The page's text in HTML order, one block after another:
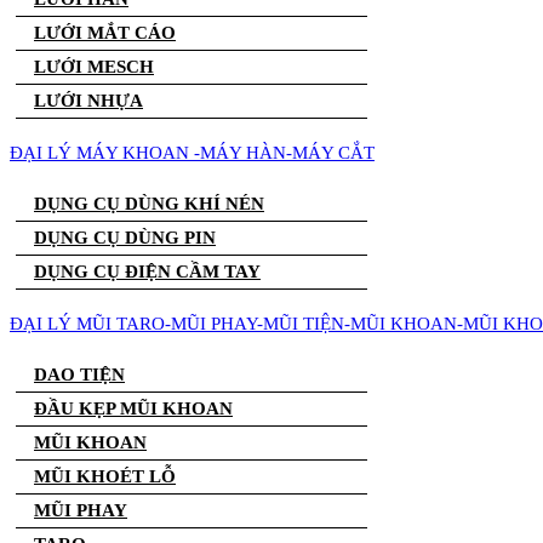
LƯỚI MẮT CÁO
LƯỚI MESCH
LƯỚI NHỰA
ĐẠI LÝ MÁY KHOAN -MÁY HÀN-MÁY CẮT
DỤNG CỤ DÙNG KHÍ NÉN
DỤNG CỤ DÙNG PIN
DỤNG CỤ ĐIỆN CẦM TAY
ĐẠI LÝ MŨI TARO-MŨI PHAY-MŨI TIỆN-MŨI KHOAN-MŨI
DAO TIỆN
ĐẦU KẸP MŨI KHOAN
MŨI KHOAN
MŨI KHOÉT LỖ
MŨI PHAY